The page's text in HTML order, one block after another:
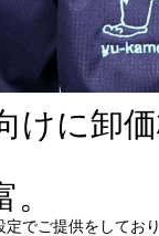
けに卸
でご提供をしており